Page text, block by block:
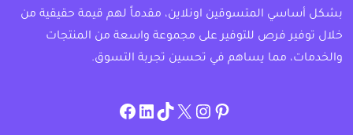
بشكل أساسي المتسوقين اونلاين، مقدماً لهم قيمة حقيقية من
خلال توفير فرص للتوفير على مجموعة واسعة من المنتجات
والخدمات، مما يساهم في تحسين تجربة التسوق.
pinterest
allcouponat
twitter
TikTok
linkedin
facebook